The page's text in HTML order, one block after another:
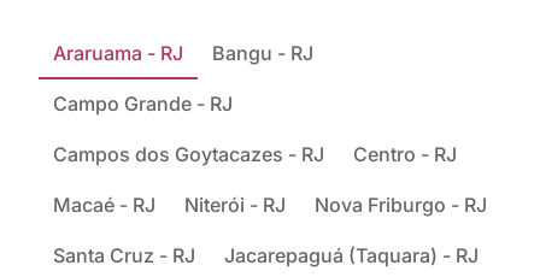
Araruama - RJ Bangu - RJ
Campo Grande - RJ
Campos dos Goytacazes - RJ Centro - RJ
Macaé - RJ Niterói - RJ Nova Friburgo - RJ
Santa Cruz - RJ Jacarepaguá (Taquara) - RJ